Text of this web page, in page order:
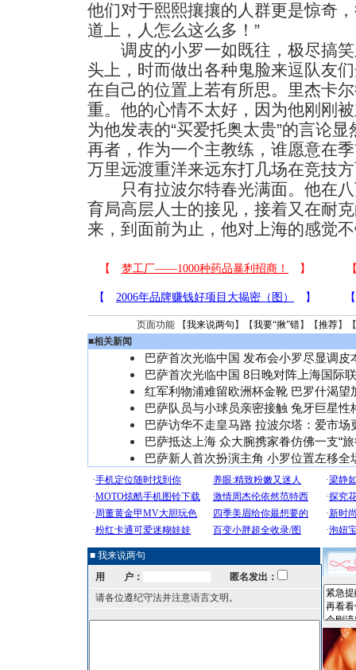
他们对于熙熙攘攘的人群更是惊奇
道上，人怎么这么多！”
调皮的小罗一如既往，极尽搞笑
头上，时而做出各种鬼脸来逗队友
在自己的位置上若有所思。里杰卡
重。他的心情不太好，因为他刚刚
为他发表的“买爱托奥太贵”的言论
再者，作为一个主教练，谁愿意在
万里远渡重洋来远东打几场在竞技
只有拉波尔特春光满面。他在八
育局高层人士的接见，接着又在耐
来，到面前为止，他对上海的感觉
页面功能 【我来说两句 】【我要“揪”错】【推荐】
■相关新闻
巴萨首次光临中国 发布会小罗尽显调皮
巴萨首次光临中国 8日晚对阵上海国际
红军利物浦难留欧洲杯金靴 巴罗什渴望
巴萨队员与小球员亲密接触 兔牙巨星性
巴萨访华不走皇马路 拉波尔塔：爱市场
巴萨抵达上海 众大腕携家眷仿佛一支“旅
巴萨新人首次扮演主角 小罗位置左移全
■ 我来说两句
用 户：
匿名发出：
请各位遵纪守法并注意语言文明。